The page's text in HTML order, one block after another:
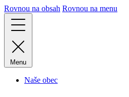
Rovnou na obsah Rovnou na menu
Menu
Naše obec